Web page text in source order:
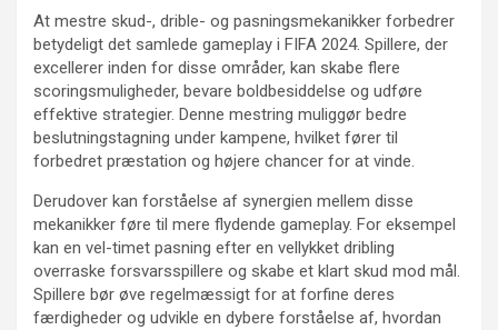
At mestre skud-, drible- og pasningsmekanikker forbedrer
betydeligt det samlede gameplay i FIFA 2024. Spillere, der
excellerer inden for disse områder, kan skabe flere
scoringsmuligheder, bevare boldbesiddelse og udføre
effektive strategier. Denne mestring muliggør bedre
beslutningstagning under kampene, hvilket fører til
forbedret præstation og højere chancer for at vinde.
Derudover kan forståelse af synergien mellem disse
mekanikker føre til mere flydende gameplay. For eksempel
kan en vel-timet pasning efter en vellykket dribling
overraske forsvarsspillere og skabe et klart skud mod mål.
Spillere bør øve regelmæssigt for at forfine deres
færdigheder og udvikle en dybere forståelse af, hvordan